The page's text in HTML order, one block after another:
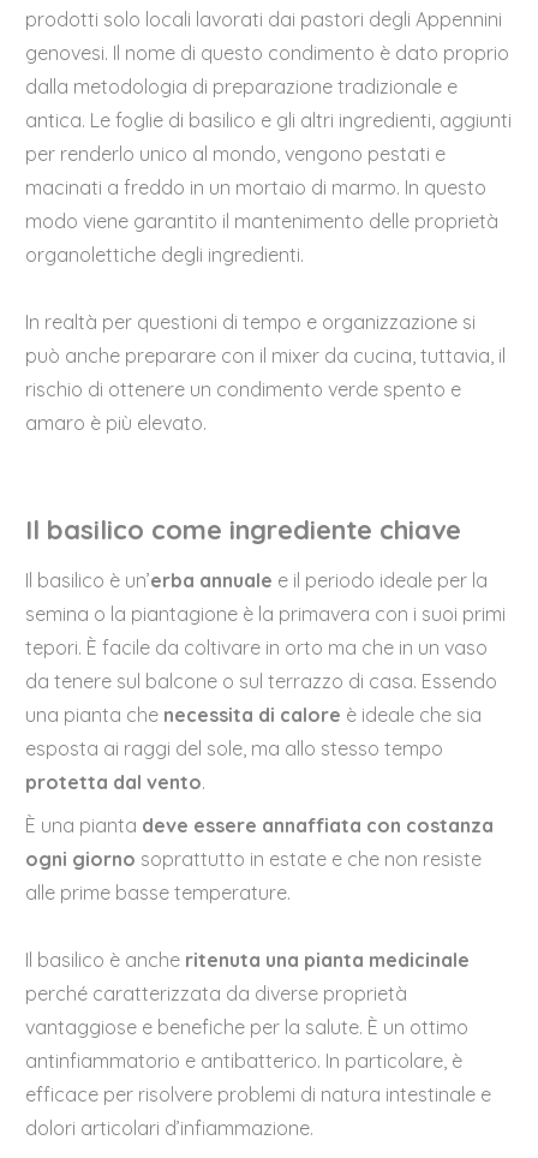
prodotti solo locali lavorati dai pastori degli Appennini
genovesi. Il nome di questo condimento è dato proprio
dalla metodologia di preparazione tradizionale e
antica. Le foglie di basilico e gli altri ingredienti, aggiunti
per renderlo unico al mondo, vengono pestati e
macinati a freddo in un mortaio di marmo. In questo
modo viene garantito il mantenimento delle proprietà
organolettiche degli ingredienti.
In realtà per questioni di tempo e organizzazione si
può anche preparare con il mixer da cucina, tuttavia, il
rischio di ottenere un condimento verde spento e
amaro è più elevato.
Il basilico come ingrediente chiave
Il basilico è un’erba annuale e il periodo ideale per la
semina o la piantagione è la primavera con i suoi primi
tepori. È facile da coltivare in orto ma che in un vaso
da tenere sul balcone o sul terrazzo di casa. Essendo
una pianta che necessita di calore è ideale che sia
esposta ai raggi del sole, ma allo stesso tempo
protetta dal vento.
È una pianta deve essere annaffiata con costanza
ogni giorno soprattutto in estate e che non resiste
alle prime basse temperature.
Il basilico è anche ritenuta una pianta medicinale
perché caratterizzata da diverse proprietà
vantaggiose e benefiche per la salute. È un ottimo
antinfiammatorio e antibatterico. In particolare, è
efficace per risolvere problemi di natura intestinale e
dolori articolari d’infiammazione.